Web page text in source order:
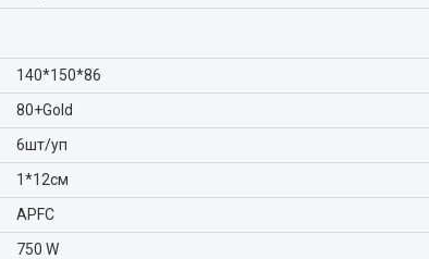
140*150*86
80+Gold
6шт/уп
1*12см
APFC
750 W